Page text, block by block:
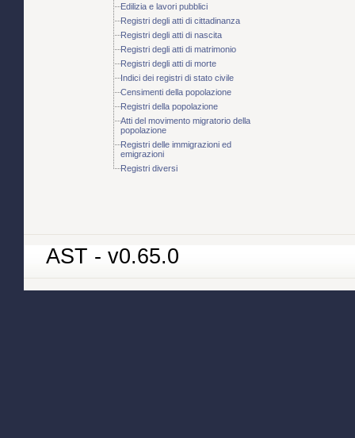
Edilizia e lavori pubblici
Registri degli atti di cittadinanza
Registri degli atti di nascita
Registri degli atti di matrimonio
Registri degli atti di morte
Indici dei registri di stato civile
Censimenti della popolazione
Registri della popolazione
Atti del movimento migratorio della
popolazione
Registri delle immigrazioni ed
emigrazioni
Registri diversi
AST - v0.65.0